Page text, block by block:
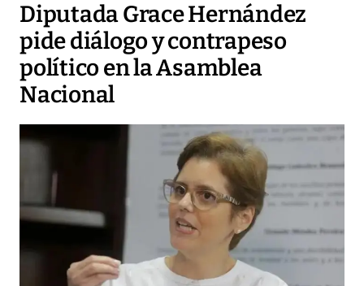
Diputada Grace Hernández
pide diálogo y contrapeso
político en la Asamblea
Nacional